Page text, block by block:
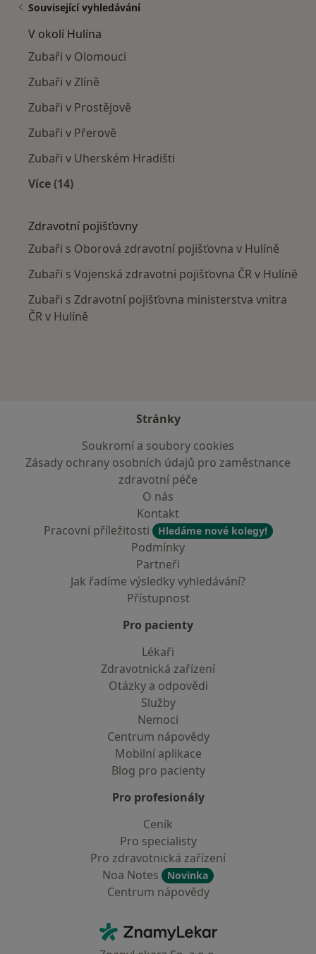
Související vyhledávání
V okolí Hulína
Zubaři v Olomouci
Zubaři v Zlíně
Zubaři v Prostějově
Zubaři v Přerově
Zubaři v Uherském Hradišti
Více (14)
Zdravotní pojišťovny
Zubaři s Oborová zdravotní pojišťovna v Hulíně
Zubaři s Vojenská zdravotní pojišťovna ČR v Hulíně
Zubaři s Zdravotní pojišťovna ministerstva vnitra
ČR v Hulíně
Stránky
Soukromí a soubory cookies
Zásady ochrany osobních údajů pro zaměstnance
zdravotní péče
O nás
Kontakt
Pracovní příležitosti
Hledáme nové kolegy!
Podmínky
Partneři
Jak řadíme výsledky vyhledávání?
Přístupnost
Pro pacienty
Lékaři
Zdravotnická zařízení
Otázky a odpovědi
Služby
Nemoci
Centrum nápovědy
Mobilní aplikace
Blog pro pacienty
Pro profesionály
Ceník
Pro specialisty
Pro zdravotnická zařízení
Noa Notes
Novinka
Centrum nápovědy
ZnamyLekar - Hlavní stránka